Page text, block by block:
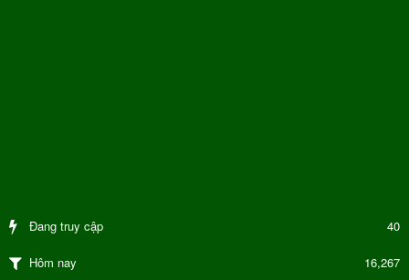
Đang truy cập 40
Hôm nay
16,267